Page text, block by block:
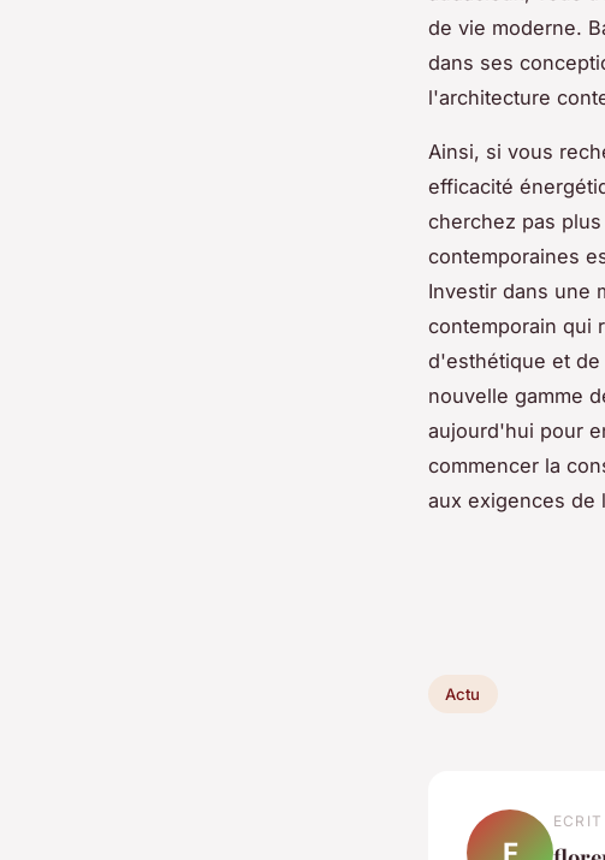
de vie moderne.
dans ses
l'architecture
Ainsi, si vous
efficacité
cherchez pas
contemporaines
Investir dans une
contemporain qui
d'esthétique et
nouvelle gamme
aujourd'hui pour
commencer la
aux exigences de
Actu
F
ECRIT